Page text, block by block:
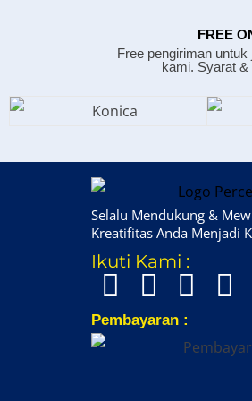
FREE
Free pengiriman
kami. Syarat &
Selalu Mendukung &
Kreatifitas Anda Menjadi
Ikuti Kami :
Pembayaran :